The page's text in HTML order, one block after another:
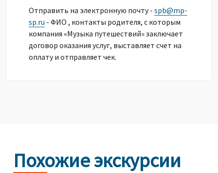
Отправить на электронную почту - spb@mp-
sp.ru - ФИО , контакты родителя, с которым
компания «Музыка путешествий» заключает
договор оказания услуг, выставляет счет на
оплату и отправляет чек.
Похожие экскурсии